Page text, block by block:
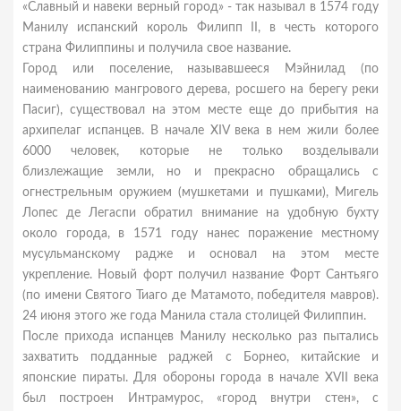
«Славный и навеки верный город» - так называл в 1574 году
Манилу испанский король Филипп II, в честь которого
страна Филиппины и получила свое название.
Город или поселение, называвшееся Мэйнилад (по
наименованию мангрового дерева, росшего на берегу реки
Пасиг), существовал на этом месте еще до прибытия на
архипелаг испанцев. В начале XIV века в нем жили более
6000 человек, которые не только возделывали
близлежащие земли, но и прекрасно обращались с
огнестрельным оружием (мушкетами и пушками), Мигель
Лопес де Легаспи обратил внимание на удобную бухту
около города, в 1571 году нанес поражение местному
мусульманскому радже и основал на этом месте
укрепление. Новый форт получил название Форт Сантьяго
(по имени Святого Тиаго де Матамото, победителя мавров).
24 июня этого же года Манила стала столицей Филиппин.
После прихода испанцев Манилу несколько раз пытались
захватить подданные раджей с Борнео, китайские и
японские пираты. Для обороны города в начале XVII века
был построен Интрамурос, «город внутри стен», с